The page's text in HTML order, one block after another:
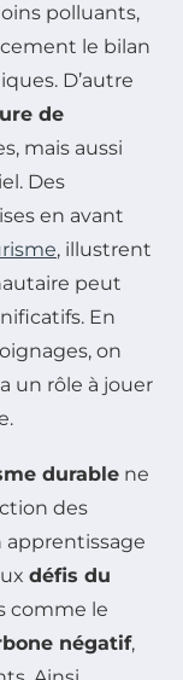
polluants,
le bilan
D’autre
de
mais aussi
Des
en avant
, illustrent
peut
En
on
un rôle à jouer
durable ne
des
apprentissage
défis du
comme le
négatif,